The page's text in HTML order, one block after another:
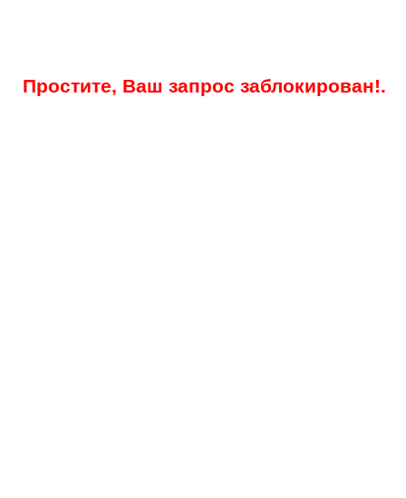
Простите, Ваш запрос заблокирован!.